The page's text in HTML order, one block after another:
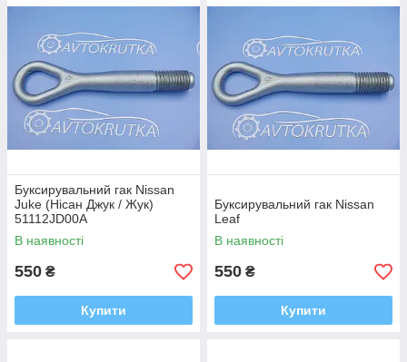
Буксирувальний гак Nissan
Juke (Нісан Джук / Жук)
51112JD00A
В наявності
550 ₴
Купити
Буксирувальний гак Nissan
Leaf
В наявності
550 ₴
Купити